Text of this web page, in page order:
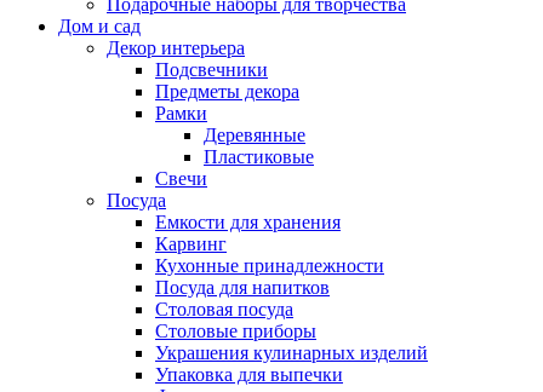
Подарочные наборы для творчества
Дом и сад
Декор интерьера
Подсвечники
Предметы декора
Рамки
Деревянные
Пластиковые
Свечи
Посуда
Емкости для хранения
Карвинг
Кухонные принадлежности
Посуда для напитков
Столовая посуда
Столовые приборы
Украшения кулинарных изделий
Упаковка для выпечки